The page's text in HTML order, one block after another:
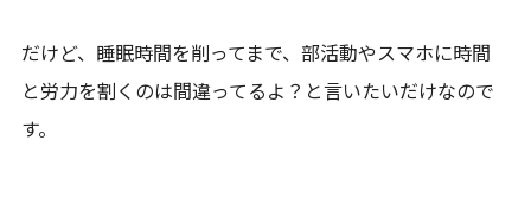
だけど、睡眠時間を削ってまで、部活動やスマホに時間
と労力を割くのは間違ってるよ？と言いたいだけなので
す。